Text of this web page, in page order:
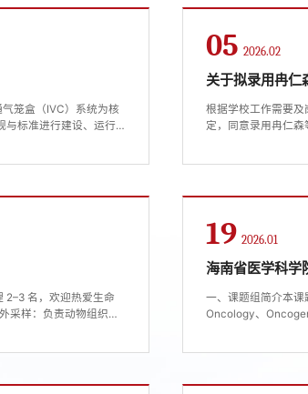
笼盒（IVC）系统为核
与标准进行建设、运行
05 2026.02
关于拟录用冉仁
根据学校工作需要
定，同意录用冉仁
2–3 名，欢迎热爱生命
采样：负责动物组织、
19 2026.01
海南省医学科学
一、课题组简介本
Oncology、